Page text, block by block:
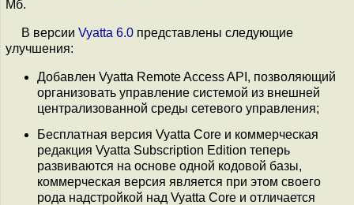
Мб.
В версии Vyatta 6.0 представлены следующие
улучшения:
Добавлен Vyatta Remote Access API, позволяющий
организовать управление системой из внешней
централизованной среды сетевого управления;
Бесплатная версия Vyatta Core и коммерческая
редакция Vyatta Subscription Edition теперь
развиваются на основе одной кодовой базы,
коммерческая версия является при этом своего
рода надстройкой над Vyatta Core и отличается